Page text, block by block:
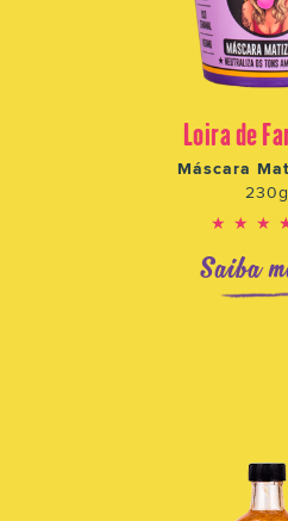
Loira de
Máscara
230g
Saiba